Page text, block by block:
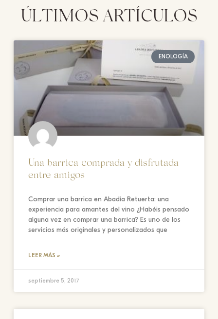
ÚLTIMOS ARTÍCULOS
ENOLOGÍA
Una barrica comprada y disfrutada
entre amigos
Comprar una barrica en Abadía Retuerta: una
experiencia para amantes del vino ¿Habéis pensado
alguna vez en comprar una barrica? Es uno de los
servicios más originales y personalizados que
LEER MÁS »
septiembre 5, 2017